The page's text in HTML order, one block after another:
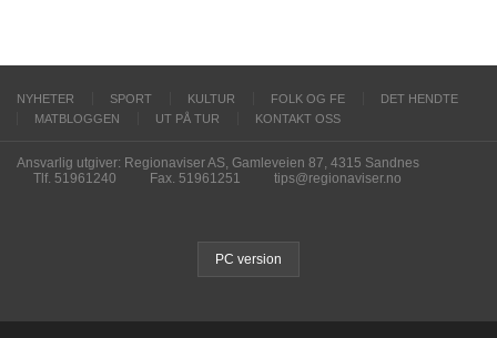
NYHETER SPORT KULTUR FOLK OG FE
DET HENDTE
MATBLOGGEN
UT PÅ TUR KONTAKT OSS
Ansvarlig utgiver: Regionaviser AS, Gamleveien 87, 4315 Sandnes
Tlf. 51961240
Fax. 51961251 tips@regionaviser.no
PC version